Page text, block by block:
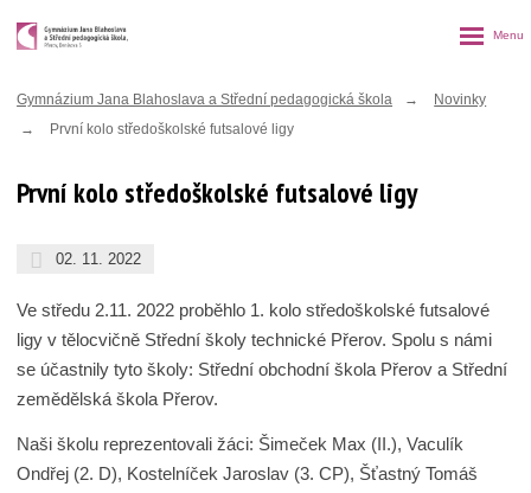
Gymnázium Jana Blahoslava a Střední pedagogická škola
Novinky
První kolo středoškolské futsalové ligy
První kolo středoškolské futsalové ligy
02. 11. 2022
Ve středu 2.11. 2022 proběhlo 1. kolo středoškolské futsalové
ligy v tělocvičně Střední školy technické Přerov. Spolu s námi
se účastnily tyto školy: Střední obchodní škola Přerov a Střední
zemědělská škola Přerov.
Naši školu reprezentovali žáci: Šimeček Max (II.), Vaculík
Ondřej (2. D), Kostelníček Jaroslav (3. CP), Šťastný Tomáš